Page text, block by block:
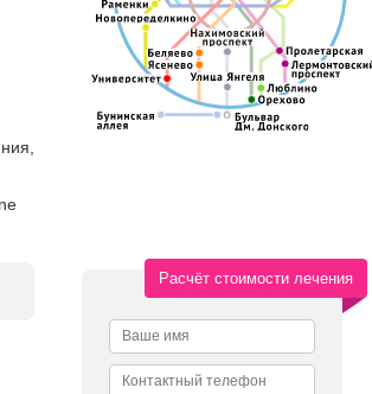
Расчёт стоимости лечения